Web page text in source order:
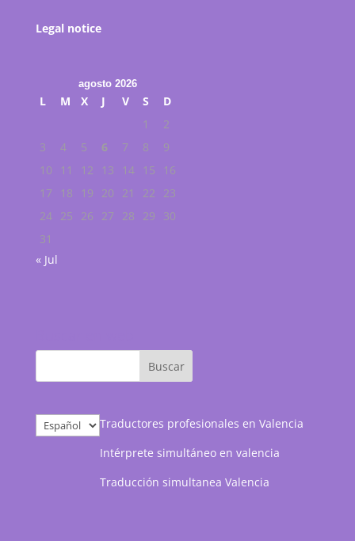
Legal notice
agosto 2026
L M X J V S
D
1
2
3
4 5 6 7 8
9
10
11 12 13 14 15
16
17
18 19 20 21 22
23
24 25 26 27 28 29
30
31
« Jul
Elegir
un
Traductores profesionales en Valencia
Intérprete simultáneo en valencia
Traducción simultanea Valencia